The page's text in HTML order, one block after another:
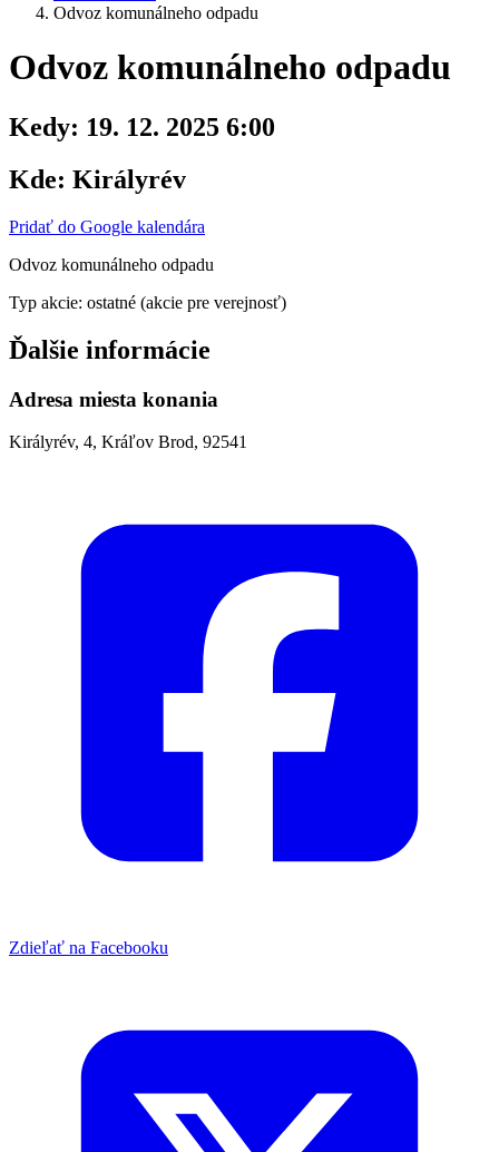
Odvoz komunálneho odpadu
Odvoz komunálneho odpadu
Kedy: 19. 12. 2025 6:00
Kde: Királyrév
Pridať do Google kalendára
Odvoz komunálneho odpadu
Typ akcie: ostatné (akcie pre verejnosť)
Ďalšie informácie
Adresa miesta konania
Királyrév, 4, Kráľov Brod, 92541
Zdieľať na Facebooku